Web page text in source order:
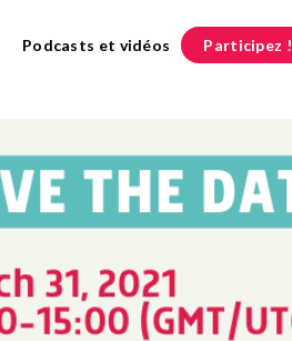
Podcasts et vidéos Participez !